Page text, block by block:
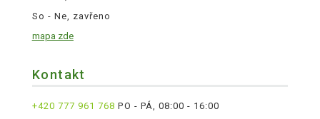
So - Ne, zavřeno
mapa zde
Kontakt
+420 777 961 768 PO - PÁ, 08:00 - 16:00